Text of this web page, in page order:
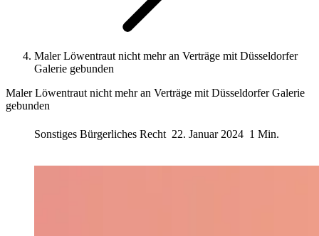
Maler Löwentraut nicht mehr an Verträge mit Düsseldorfer
Galerie gebunden
Maler Löwentraut nicht mehr an Verträge mit Düsseldorfer Galerie
gebunden
Sonstiges Bürgerliches Recht 22. Januar 2024 1 Min.